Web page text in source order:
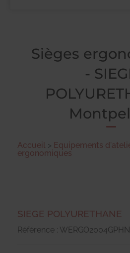
Sièges
-
Accueil > Equipements
ergonomiques
SIEGE POLYURETHANE
Référence : WERGO2004GPHN